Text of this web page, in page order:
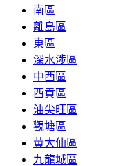
南區
離島區
東區
深水涉區
中西區
西貢區
油尖旺區
觀塘區
黃大仙區
九龍城區